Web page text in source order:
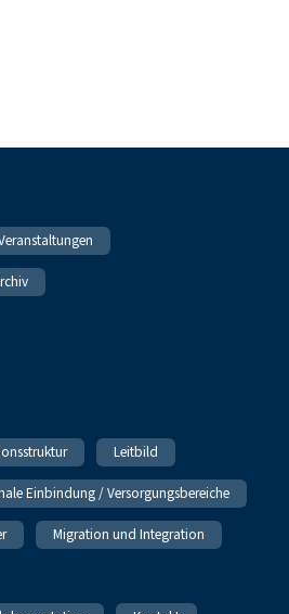
Leitbild
Einbindung / Versorgungsbereiche
Migration und Integration